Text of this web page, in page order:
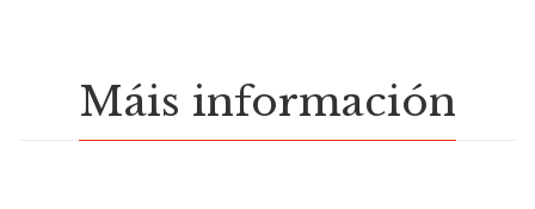
Máis información